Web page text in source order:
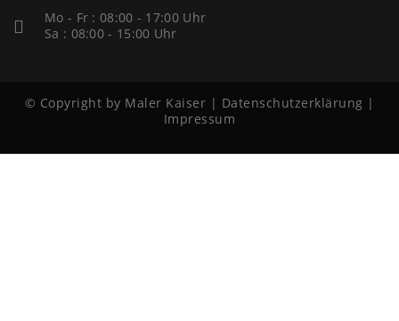
Mo - Fr : 08:00 - 17:00 Uhr
Sa : 08:00 - 15:00 Uhr
© Copyright by Maler Kaiser | Datenschutzerklärung |
Impressum